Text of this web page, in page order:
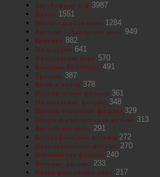
Зарубежные х/ф 3987
Драма 1551
Отечественное кино 1284
Артхаус - Авторское кино 949
Комедия 882
Мелодрама 641
Французское кино 570
Классика Голливуда 491
Триллер 387
Балет и танец 378
Исторические фильмы 361
Музыкальные фильмы 348
Приключенческие фильмы 329
Оперы и классическая музыка 313
Английское кино 291
Биографические фильмы 272
Документальные фильмы 270
Итальянские фильмы 240
Военные фильмы 233
Новое российское кино 217